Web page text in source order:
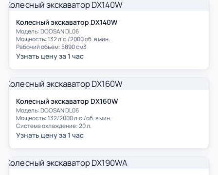
Колесный экскаватор DX140W
Модель: DOOSAN DL06
Мощность: 132 л.с./2000 об. в мин.
Рабочий объем: 5890 см3
Узнать цену за 1 час
Колесный экскаватор DX160W
Модель: DOOSAN DL06
Мощность: 132/2000 л.с./об. в мин.
Система охлаждение: 20 л.
Узнать цену за 1 час